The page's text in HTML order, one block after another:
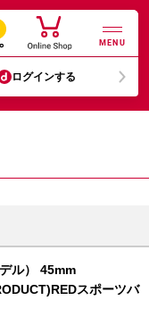
MENU
ログインする
ル） 45mm
スポーツバ